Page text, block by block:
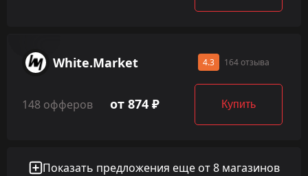
White.Market 4.3 164 отзыва
148 офферов от 874 ₽ Купить
Показать предложения еще от 8 магазинов